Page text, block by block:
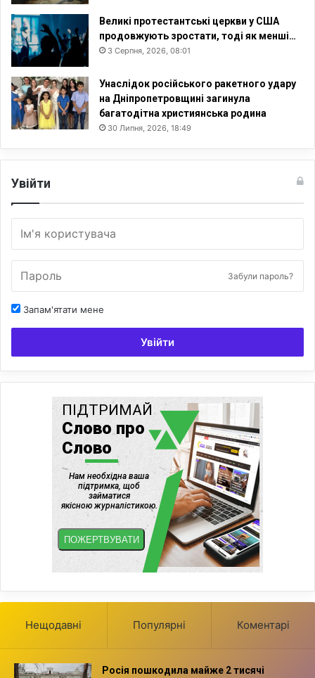
Великі протестантські церкви у США
продовжують зростати, тоді як менші…
3 Серпня, 2026, 08:01
Унаслідок російського ракетного удару
на Дніпропетровщині загинула
багатодітна християнська родина
30 Липня, 2026, 18:49
Увійти
Забули пароль?
Запам'ятати мене
Увійти
Нещодавні Популярні Коментарі
Росія пошкодила майже 2 тисячі